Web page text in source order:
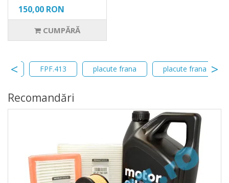
150,00 RON
CUMPĂRĂ
FPF.413 placute frana placute frana logan
Recomandări